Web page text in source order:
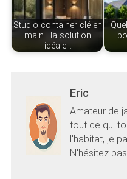
Studio container clé en
main : la solution
idéale…
Eric
Amateur de
tout ce qui
l'habitat, je
N'hésitez